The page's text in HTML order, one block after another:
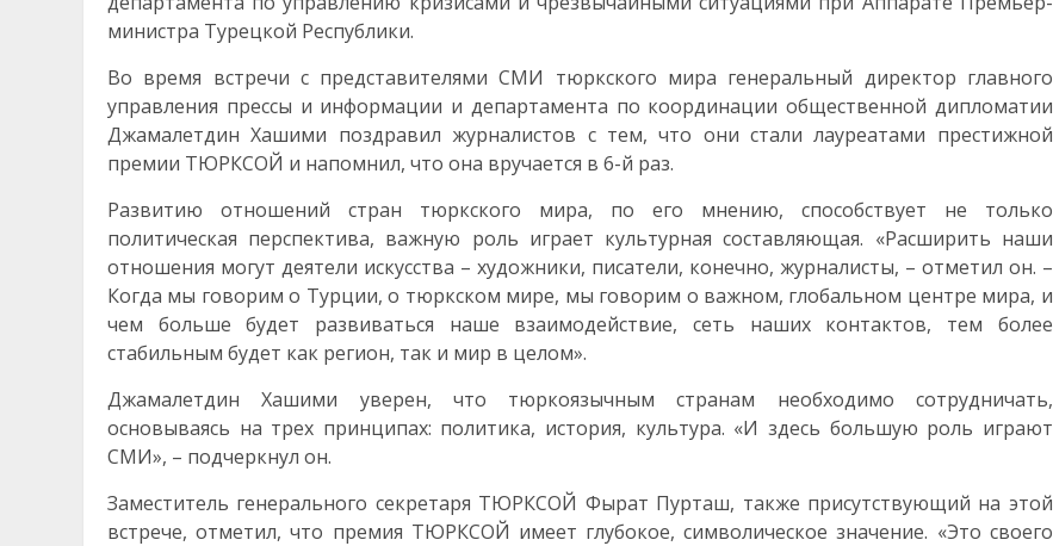
министра Турецкой Республики.
Во время встречи с представителями СМИ тюркского мира генеральный директор главного
управления прессы и информации и департамента по координации общественной дипломатии
Джамалетдин Хашими поздравил журналистов с тем, что они стали лауреатами престижной
премии ТЮРКСОЙ и напомнил, что она вручается в 6-й раз.
Развитию отношений стран тюркского мира, по его мнению, способствует не только
политическая перспектива, важную роль играет культурная составляющая. «Расширить наши
отношения могут деятели искусства – художники, писатели, конечно, журналисты, – отметил он. –
Когда мы говорим о Турции, о тюркском мире, мы говорим о важном, глобальном центре мира, и
чем больше будет развиваться наше взаимодействие, сеть наших контактов, тем более
стабильным будет как регион, так и мир в целом».
Джамалетдин Хашими уверен, что тюркоязычным странам необходимо сотрудничать,
основываясь на трех принципах: политика, история, культура. «И здесь большую роль играют
СМИ», – подчеркнул он.
Заместитель генерального секретаря ТЮРКСОЙ Фырат Пурташ, также присутствующий на этой
встрече, отметил, что премия ТЮРКСОЙ имеет глубокое, символическое значение. «Это своего